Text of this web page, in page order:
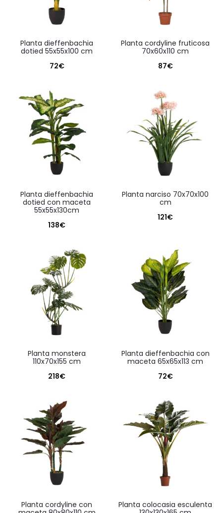
planta dieffenbachia
dotied 55x55x100 cm
72€
planta cordyline fruticosa
70x60x110 cm
87€
planta dieffenbachia
dotied con maceta
55x55x130cm
138€
planta narciso 70x70x100
cm
121€
planta monstera
110x70x155 cm
218€
planta dieffenbachia con
maceta 65x65x113 cm
72€
planta cordyline con
planta colocasia esculenta